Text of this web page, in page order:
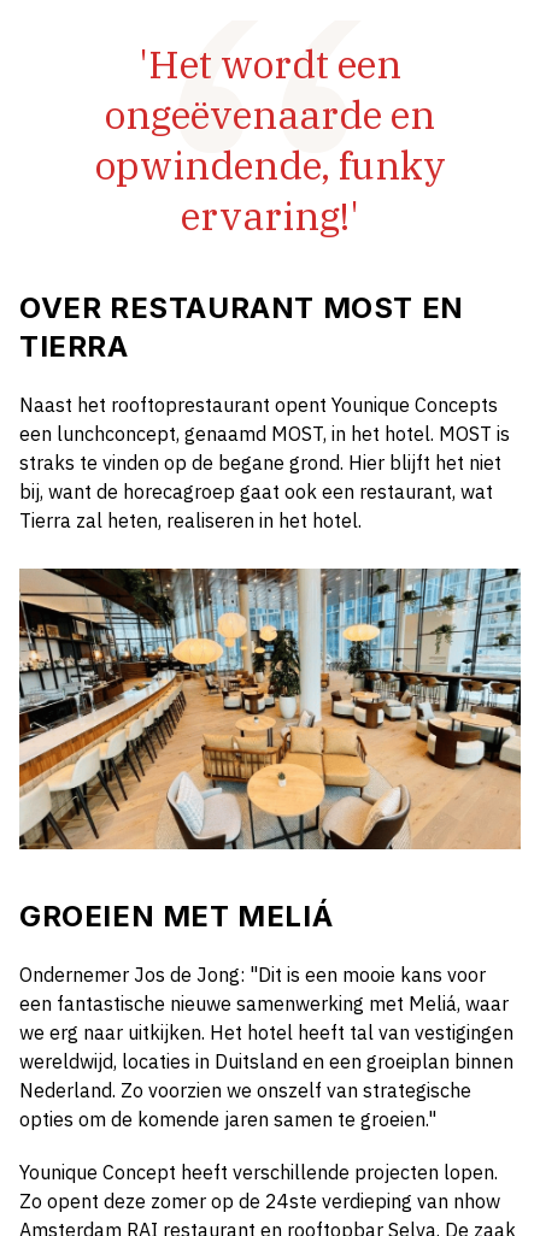
'Het wordt een
ongeëvenaarde en
opwindende, funky
ervaring!'
OVER RESTAURANT MOST EN
TIERRA
Naast het rooftoprestaurant opent Younique Concepts
een lunchconcept, genaamd MOST, in het hotel. MOST is
straks te vinden op de begane grond. Hier blijft het niet
bij, want de horecagroep gaat ook een restaurant, wat
Tierra zal heten, realiseren in het hotel.
GROEIEN MET MELIÁ
Ondernemer Jos de Jong: "Dit is een mooie kans voor
een fantastische nieuwe samenwerking met Meliá, waar
we erg naar uitkijken. Het hotel heeft tal van vestigingen
wereldwijd, locaties in Duitsland en een groeiplan binnen
Nederland. Zo voorzien we onszelf van strategische
opties om de komende jaren samen te groeien."
Younique Concept heeft verschillende projecten lopen.
Zo opent deze zomer op de 24ste verdieping van nhow
Amsterdam RAI restaurant en rooftopbar Selva. De zaak